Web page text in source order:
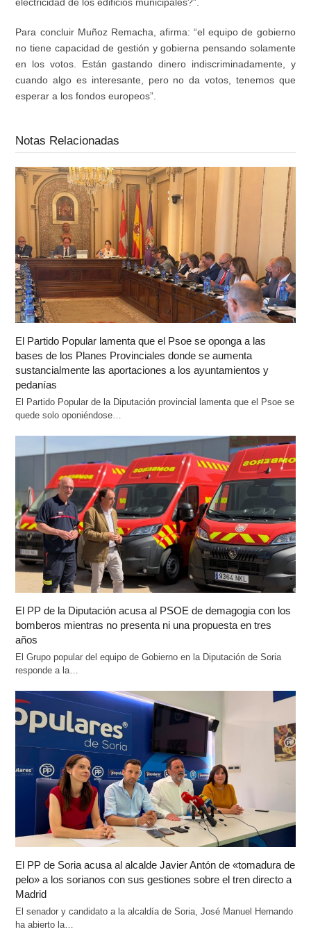
Para concluir Muñoz Remacha,afirma: “el equipo de gobierno
no tiene capacidad de gestión y gobierna pensando solamente
en los votos. Están gastando dinero indiscriminadamente, y
cuando algo es interesante, pero no da votos, tenemos que
esperar a los fondos europeos”
Notas Relacionadas
El Partido Popular lamenta que el Psoe se oponga a las
bases de los Planes Provinciales donde se aumenta
sustancialmente las aportaciones a los ayuntamientos y
pedanías
El Partido Popular de la Diputación provincial lamenta que el Psoe se
quede solo oponiéndose…
El PP de la Diputación acusa al PSOE de demagogia con los
bomberos mientras no presenta ni una propuesta en tres
años
El Grupo popular del equipo de Gobierno en la Diputación de Soria
responde a la…
El PP de Soria acusa al alcalde Javier Antón de «tomadura de
pelo» a los sorianos con sus gestiones sobre el tren directo a
Madrid
El senador y candidato a la alcaldía de Soria, José Manuel Hernando
ha abierto la…